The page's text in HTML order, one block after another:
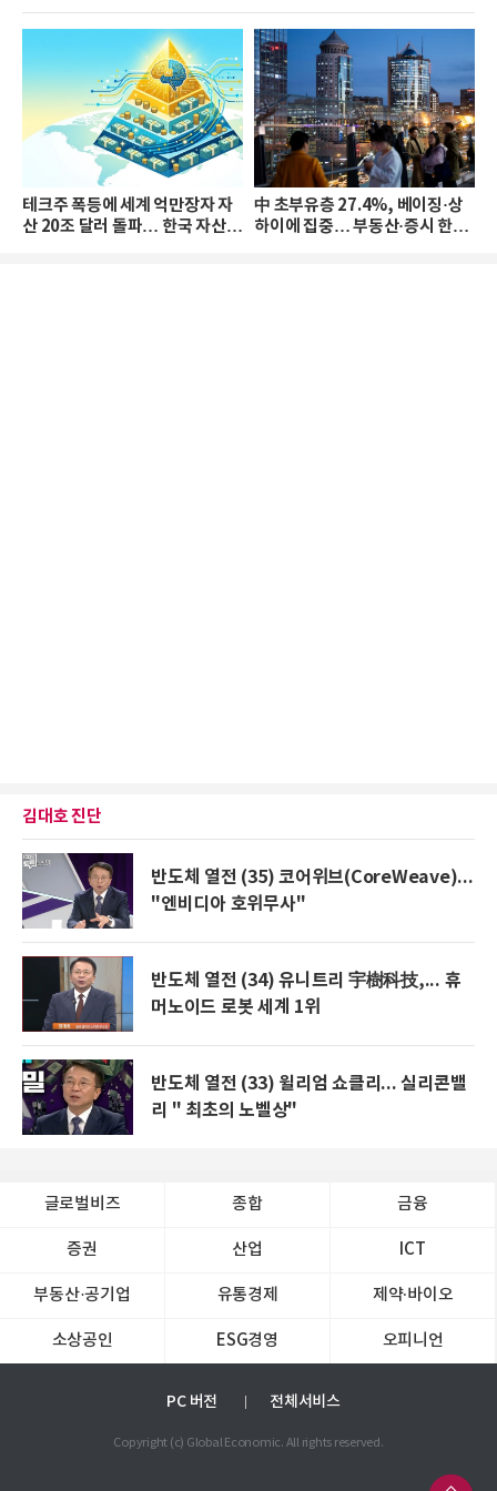
테크주 폭등에 세계 억만장자 자
산 20조 달러 돌파… 한국 자산
中 초부유층 27.4%, 베이징·상
하이에 집중… 부동산·증시 한파
김대호 진단
반도체 열전 (35) 코어위브(CoreWeave)...
"엔비디아 호위무사"
반도체 열전 (34) 유니트리 宇樹科技,... 휴
머노이드 로봇 세계 1위
반도체 열전 (33) 윌리엄 쇼클리... 실리콘밸
리 " 최초의 노벨상"
글로벌비즈 종합 금융
증권 산업 ICT
부동산·공기업 유통경제 제약∙바이오
소상공인 ESG경영 오피니언
PC 버전 전체서비스
Copyright (c) Global Economic. All rights reserved.